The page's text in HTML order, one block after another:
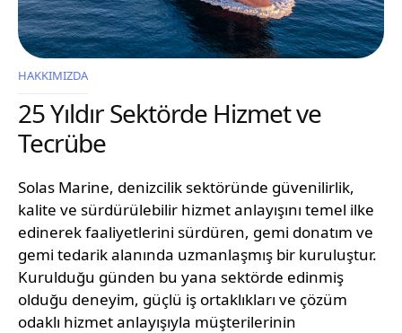
HAKKIMIZDA
25 Yıldır Sektörde Hizmet ve
Tecrübe
Solas Marine, denizcilik sektöründe güvenilirlik,
kalite ve sürdürülebilir hizmet anlayışını temel ilke
edinerek faaliyetlerini sürdüren, gemi donatım ve
gemi tedarik alanında uzmanlaşmış bir kuruluştur.
Kurulduğu günden bu yana sektörde edinmiş
olduğu deneyim, güçlü iş ortaklıkları ve çözüm
odaklı hizmet anlayışıyla müşterilerinin